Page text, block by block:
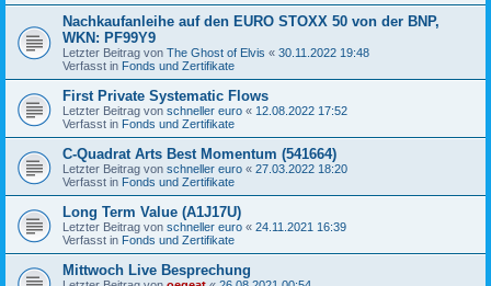
Nachkaufanleihe auf den EURO STOXX 50 von der BNP,
WKN: PF99Y9
Letzter Beitrag von The Ghost of Elvis « 30.11.2022 19:48
Verfasst in Fonds und Zertifikate
First Private Systematic Flows
Letzter Beitrag von schneller euro « 12.08.2022 17:52
Verfasst in Fonds und Zertifikate
C-Quadrat Arts Best Momentum (541664)
Letzter Beitrag von schneller euro « 27.03.2022 18:20
Verfasst in Fonds und Zertifikate
Long Term Value (A1J17U)
Letzter Beitrag von schneller euro « 24.11.2021 16:39
Verfasst in Fonds und Zertifikate
Mittwoch Live Besprechung